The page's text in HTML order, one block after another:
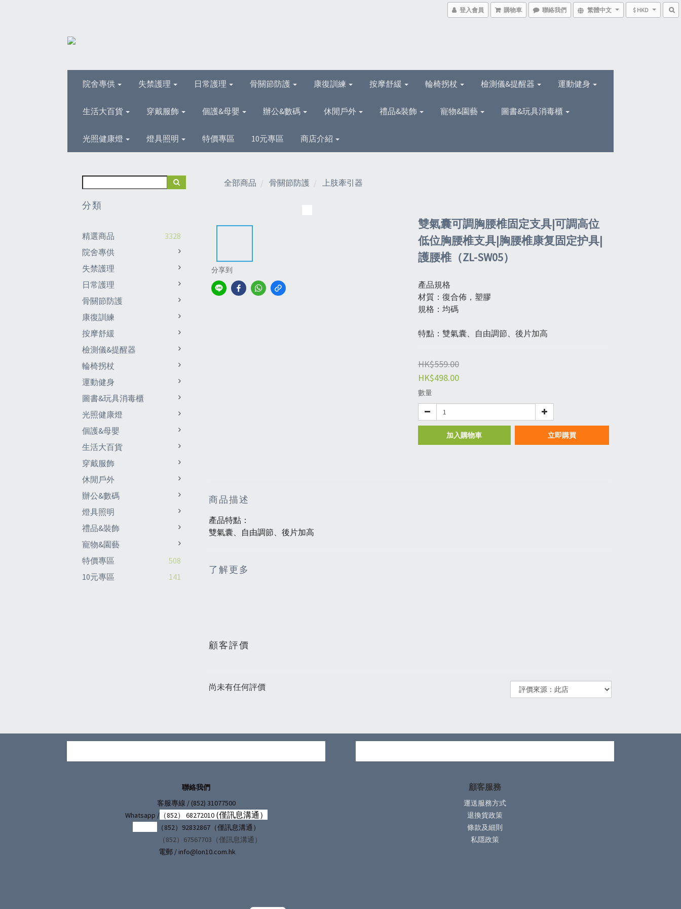
登入會員 購物車 聯絡我們 繁體中文 $ HKD
院舍專供 失禁護理 日常護理 骨關節防護 康復訓練 按摩舒緩 輪椅拐杖 檢測儀&提醒器 運動健身
生活大百貨 穿戴服飾 個護&母嬰 辦公&數碼 休閒戶外 禮品&裝飾 寵物&園藝 圖書&玩具消毒櫃
光照健康燈 燈具照明 特價專區 10元專區 商店介紹
分類
精選商品
3328
院舍專供
失禁護理
日常護理
骨關節防護
康復訓練
按摩舒緩
檢測儀&提醒器
輪椅拐杖
運動健身
圖書&玩具消毒櫃
光照健康燈
個護&母嬰
生活大百貨
穿戴服飾
休閒戶外
辦公&數碼
燈具照明
禮品&裝飾
寵物&園藝
特價專區
508
10元專區
141
全部商品 骨關節防護 上肢牽引器
分享到
雙氣囊可調胸腰椎固定支具|可調高位
低位胸腰椎支具|胸腰椎康复固定护具|
護腰椎（ZL-SW05）
產品規格
材質：復合佈，塑膠
規格：均碼
特點：雙氣囊、自由調節、後片加高
HK$559.00
HK$498.00
數量
加入購物車 立即購買
商品描述
產品特點：
雙氣囊、自由調節、後片加高
了解更多
顧客評價
尚未有任何評價
聯絡我們
客服專線 / (852) 31077500
Whatsapp /（852） 68272010 (僅訊息溝通）
（852）92832867（僅訊息溝通）
（852）67567703（僅訊息溝通）
電郵 / info@lon10.com.hk
顧客服務
運送服務方式
退換貨政策
條款及細則
私隱政策